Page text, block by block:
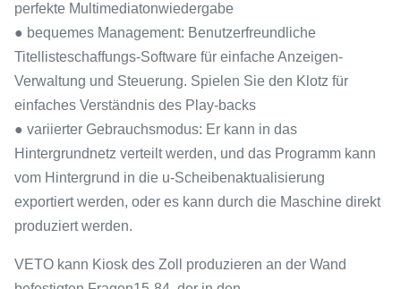
perfekte Multimediatonwiedergabe
● bequemes Management: Benutzerfreundliche
Titellisteschaffungs-Software für einfache Anzeigen-
Verwaltung und Steuerung. Spielen Sie den Klotz für
einfaches Verständnis des Play-backs
● variierter Gebrauchsmodus: Er kann in das
Hintergrundnetz verteilt werden, und das Programm kann
vom Hintergrund in die u-Scheibenaktualisierung
exportiert werden, oder es kann durch die Maschine direkt
produziert werden.
VETO kann Kiosk des Zoll produzieren an der Wand